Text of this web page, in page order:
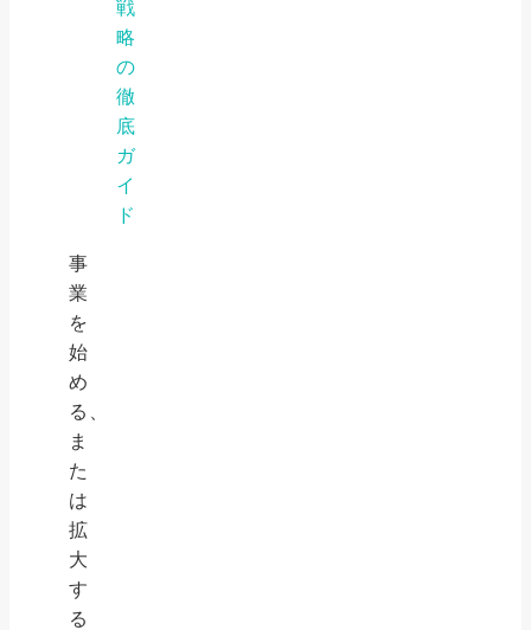
戦
略
の
徹
底
ガ
イ
ド
事
業
を
始
め
る、
ま
た
は
拡
大
す
る